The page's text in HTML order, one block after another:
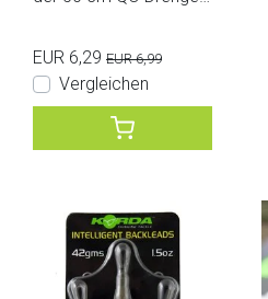
EUR 6,29 EUR 6,99
Vergleichen